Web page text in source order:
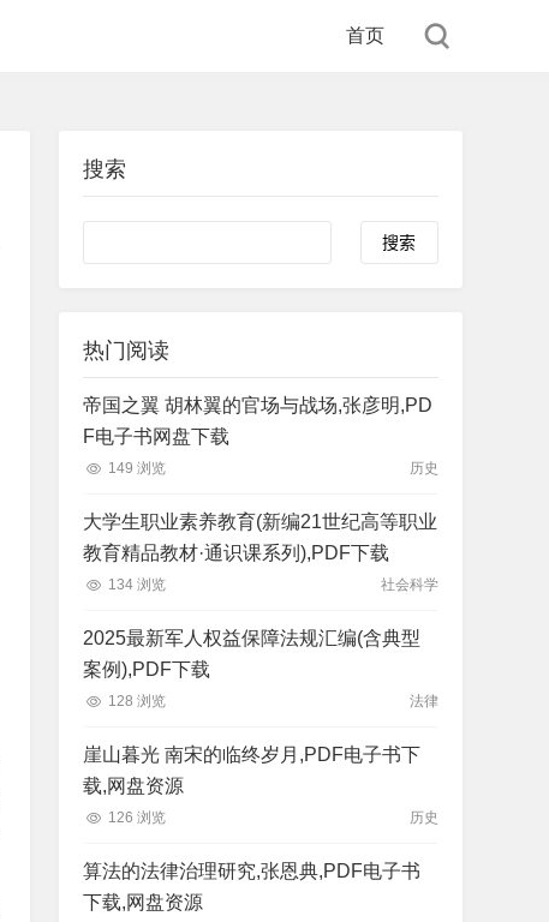
首页
搜索
Search
热门阅读
帝国之翼 胡林翼的官场与战场,张彦明,PD
F电子书网盘下载
149 浏览 历史
大学生职业素养教育(新编21世纪高等职业
教育精品教材·通识课系列),PDF下载
134 浏览 社会科学
2025最新军人权益保障法规汇编(含典型
案例),PDF下载
128 浏览 法律
崖山暮光 南宋的临终岁月,PDF电子书下
载,网盘资源
126 浏览 历史
算法的法律治理研究,张恩典,PDF电子书
下载,网盘资源